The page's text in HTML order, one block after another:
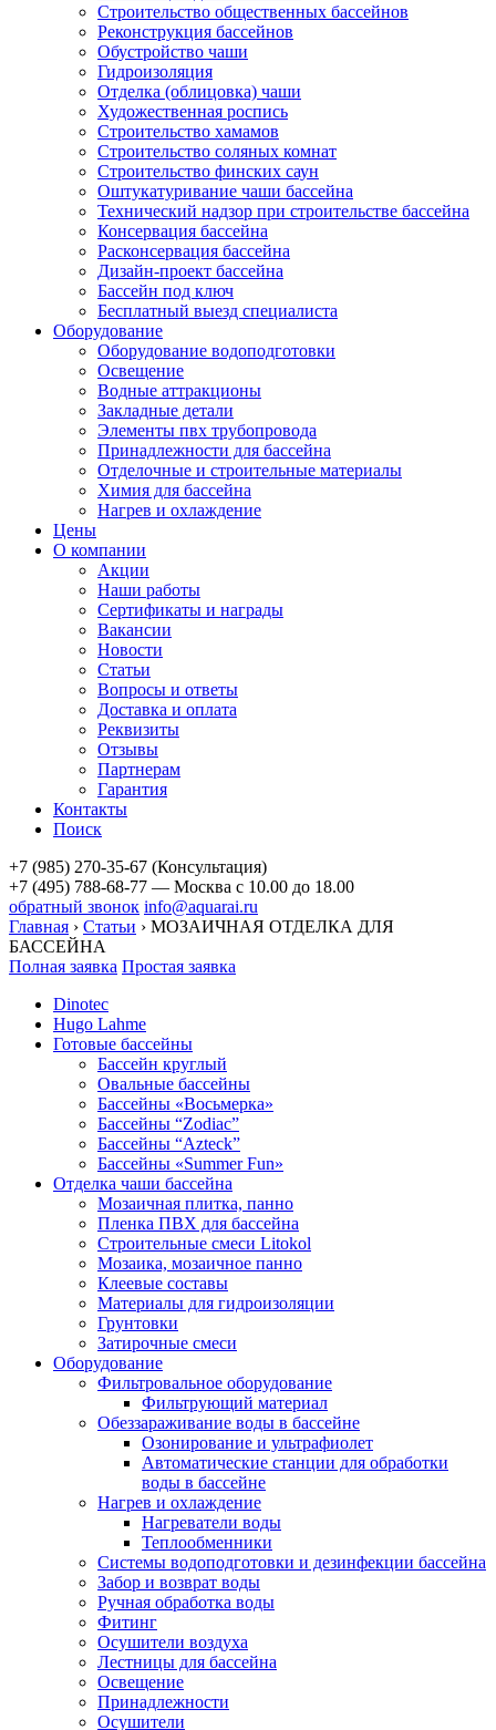
Строительство общественных бассейнов
Реконструкция бассейнов
Обустройство чаши
Гидроизоляция
Отделка (облицовка) чаши
Художественная роспись
Строительство хамамов
Строительство соляных комнат
Строительство финских саун
Оштукатуривание чаши бассейна
Технический надзор при строительстве бассейна
Консервация бассейна
Расконсервация бассейна
Дизайн-проект бассейна
Бассейн под ключ
Бесплатный выезд специалиста
Оборудование
Оборудование водоподготовки
Освещение
Водные аттракционы
Закладные детали
Элементы пвх трубопровода
Принадлежности для бассейна
Отделочные и строительные материалы
Химия для бассейна
Нагрев и охлаждение
Цены
О компании
Акции
Наши работы
Сертификаты и награды
Вакансии
Новости
Статьи
Вопросы и ответы
Доставка и оплата
Реквизиты
Отзывы
Партнерам
Гарантия
Контакты
Поиск
+7 (985) 270-35-67 (Консультация)
+7 (495) 788-68-77 — Москва с 10.00 до 18.00
обратный звонок info@aquarai.ru
Главная › Статьи › МОЗАИЧНАЯ ОТДЕЛКА ДЛЯ
БАССЕЙНА
Полная заявка Простая заявка
Dinotec
Hugo Lahme
Готовые бассейны
Бассейн круглый
Овальные бассейны
Бассейны «Восьмерка»
Бассейны “Zodiac”
Бассейны “Azteck”
Бассейны «Summer Fun»
Отделка чаши бассейна
Мозаичная плитка, панно
Пленка ПВХ для бассейна
Строительные смеси Litokol
Мозаика, мозаичное панно
Клеевые составы
Материалы для гидроизоляции
Грунтовки
Затирочные смеси
Оборудование
Фильтровальное оборудование
Фильтрующий материал
Обеззараживание воды в бассейне
Озонирование и ультрафиолет
Автоматические станции для обработки
воды в бассейне
Нагрев и охлаждение
Нагреватели воды
Теплообменники
Системы водоподготовки и дезинфекции бассейна
Забор и возврат воды
Ручная обработка воды
Фитинг
Осушители воздуха
Лестницы для бассейна
Освещение
Принадлежности
Осушители